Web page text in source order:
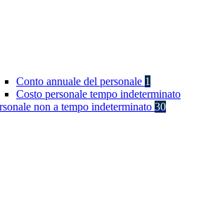
Conto annuale del personale 1
Costo personale tempo indeterminato
non a tempo indeterminato 30